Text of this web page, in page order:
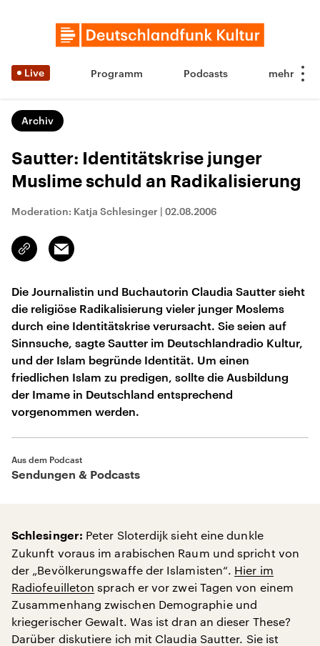
Live Programm Podcasts
Archiv
Sautter: Identitätskrise junger
Muslime schuld an Radikalisierung
Moderation: Katja Schlesinger | 02.08.2006
Link
kopieren/teilen
Email
Die Journalistin und Buchautorin Claudia Sautter sieht
die religiöse Radikalisierung vieler junger Moslems
durch eine Identitätskrise verursacht. Sie seien auf
Sinnsuche, sagte Sautter im Deutschlandradio Kultur,
und der Islam begründe Identität. Um einen
friedlichen Islam zu predigen, sollte die Ausbildung
der Imame in Deutschland entsprechend
vorgenommen werden.
Aus dem Podcast
Sendungen & Podcasts
Schlesinger: Peter Sloterdijk sieht eine dunkle
Zukunft voraus im arabischen Raum und spricht von
der „Bevölkerungswaffe der Islamisten“. Hier im
Radiofeuilleton sprach er vor zwei Tagen von einem
Zusammenhang zwischen Demographie und
kriegerischer Gewalt. Was ist dran an dieser These?
Darüber diskutiere ich mit Claudia Sautter. Sie ist